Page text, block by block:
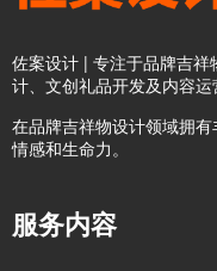
佐案设计 | 专注于品牌吉
计、文创礼品开发及内容运
在品牌吉祥物设计领域拥
情感和生命力。
服务内容